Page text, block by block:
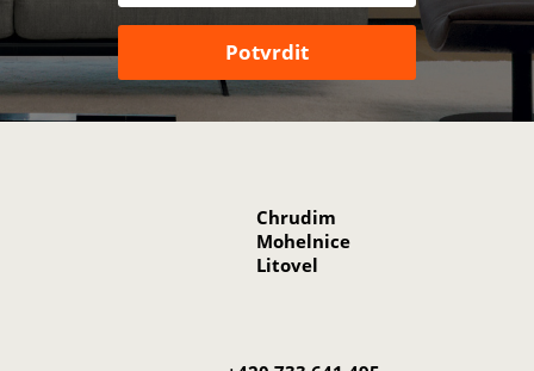
Chrudim
Mohelnice
Litovel